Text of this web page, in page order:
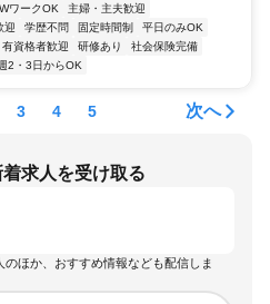
ワークOK
主婦・主夫歓迎
迎 学歴不問 固定時間制
平日のみOK
有資格者歓迎 研修あり
社会保険完備
2・3日からOK
3 4 5 次へ
求人を受け取る
のほか、おすすめ情報なども配信しま